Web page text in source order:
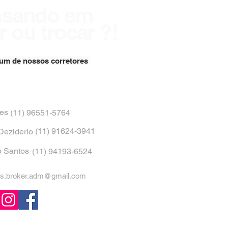
de nossos corretores
(11) 96551-5764
(11) 91624-3941
Santos ​ (11) 94193-6524